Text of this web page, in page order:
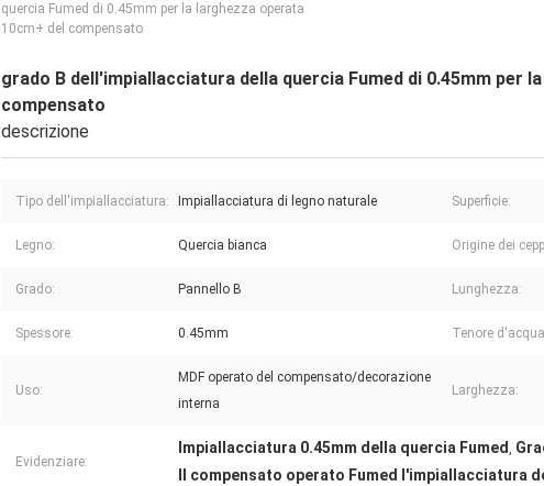
quercia Fumed di 0.45mm per la larghezza operata
10cm+ del compensato
grado B dell'impiallacciatura della quercia Fumed di 0.45mm per
compensato
descrizione
Tipo dell'impiallacciatura: Impiallacciatura di legno naturale Superficie:
Legno: Quercia bianca Origine dei
Grado: Pannello B Lunghezza:
Spessore: 0.45mm Tenore
Uso:
MDF operato del compensato/decorazione
interna
Larghezza:
Evidenziare:
Impiallacciatura 0.45mm della quercia Fumed,
Il compensato operato Fumed l'impiallacciatura